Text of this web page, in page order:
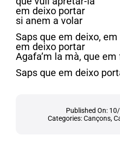
em deixo portar
si anem a volar
Saps que em deixo,
em deixo portar
Agafa’m la mà, que
Saps que em deixo
Published On:
Categories:Cançons,